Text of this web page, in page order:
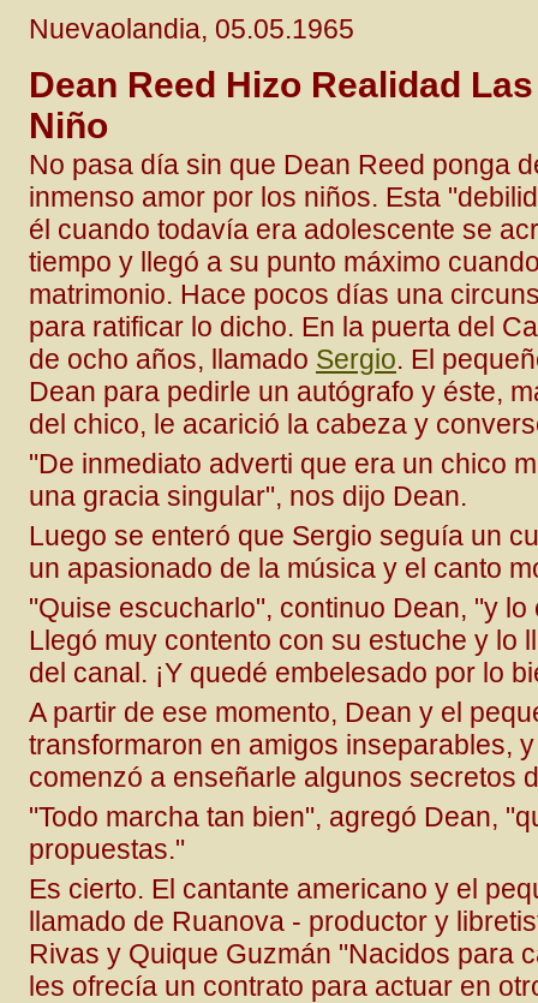
Nuevaolandia, 05.05.1965
Dean Reed Hizo Realidad
Niño
No pasa día sin que Dean Reed ponga
inmenso amor por los niños. Esta
él cuando todavía era adolescente se
tiempo y llegó a su punto máximo
matrimonio. Hace pocos días una
para ratificar lo dicho. En la puerta del
de ocho años, llamado Sergio. El
Dean para pedirle un autógrafo y éste,
del chico, le acarició la cabeza y
"De inmediato adverti que era un chico
una gracia singular", nos dijo Dean.
Luego se enteró que Sergio seguía un
un apasionado de la música y el canto
"Quise escucharlo", continuo Dean, "y
Llegó muy contento con su estuche y lo
del canal. ¡Y quedé embelesado por lo
A partir de ese momento, Dean y el
transformaron en amigos inseparables,
comenzó a enseñarle algunos secretos
"Todo marcha tan bien", agregó Dean,
propuestas."
Es cierto. El cantante americano y el
llamado de Ruanova - productor y
Rivas y Quique Guzmán "Nacidos para
les ofrecía un contrato para actuar en